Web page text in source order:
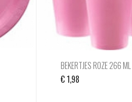
BEKERTJES ROZE 266 ML
€1,98